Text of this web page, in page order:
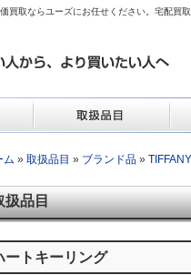
買取ならユーズにお任せください。宅配買
ム » 取扱品目 » ブランド品 »
扱品目
ートキーリング